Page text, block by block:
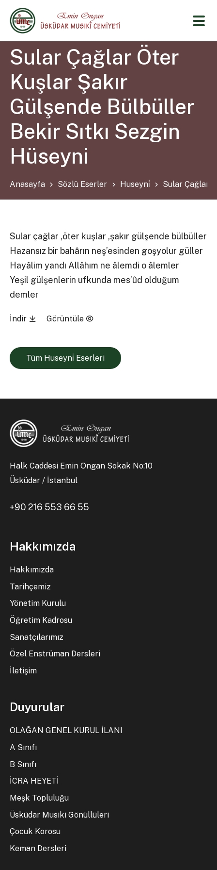
Sular Çağlar Öter
Kuşlar Şakır
Gülşende Bülbüller
Bekir Sıtkı Sezgin
Hüseyni
Anasayfa Sözlü Eserler Huseyni̇ Sular Çağlar
Sular çağlar ,öter kuşlar ,şakır gülşende bülbüller
Hazansız bir bahârın neş’esinden goşyolur güller
Hayâlim yandı Allâhım ne âlemdi o âlemler
Yeşil gülşenlerin ufkunda mes’ûd olduğum
demler
İndir Görüntüle
Tüm Huseyni̇ Eserleri
Halk Caddesi Emin Ongan Sokak No:10
Üsküdar / İstanbul
+90 216 553 66 55
Hakkımızda
Hakkımızda
Tarihçemiz
Yönetim Kurulu
Öğretim Kadrosu
Sanatçılarımız
Özel Enstrüman Dersleri
İletişim
Duyurular
OLAĞAN GENEL KURUL İLANI
A Sınıfı
B Sınıfı
İCRA HEYETİ
Meşk Topluluğu
Üsküdar Musiki Gönüllüleri
Çocuk Korosu
Keman Dersleri